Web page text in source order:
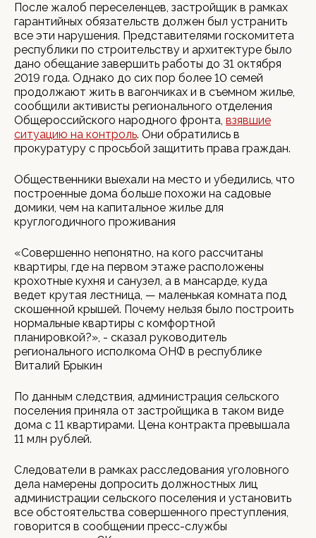
После жалоб переселенцев, застройщик в рамках
гарантийных обязательств должен был устранить
все эти нарушения. Представителями госкомитета
республики по строительству и архитектуре было
дано обещание завершить работы до 31 октября
2019 года. Однако до сих пор более 10 семей
продолжают жить в вагончиках и в съемном жилье,
сообщили активисты регионального отделения
Общероссийского народного фронта, взявшие
ситуацию на контроль. Они обратились в
прокуратуру с просьбой защитить права граждан.
Общественники выехали на место и убедились, что
построенные дома больше похожи на садовые
домики, чем на капитальное жилье для
круглогодичного проживания
«Совершенно непонятно, на кого рассчитаны
квартиры, где на первом этаже расположены
крохотные кухня и санузел, а в мансарде, куда
ведет крутая лестница, — маленькая комната под
скошенной крышей. Почему нельзя было построить
нормальные квартиры с комфортной
планировкой?», - сказал руководитель
регионального исполкома ОНФ в республике
Виталий Брыкин
По данным следствия, администрация сельского
поселения приняла от застройщика в таком виде
дома с 11 квартирами. Цена контракта превышала
11 млн рублей.
Следователи в рамках расследования уголовного
дела намерены допросить должностных лиц
администрации сельского поселения и установить
все обстоятельства совершенного преступления,
говорится в сообщении пресс-службы